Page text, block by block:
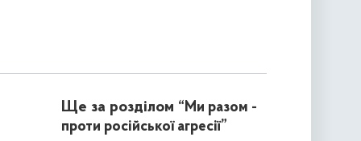
Ще за розділом “Ми разом -
проти російської агресії”